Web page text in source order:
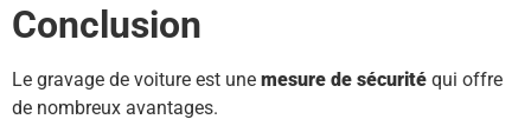
Conclusion
Le gravage de voiture est une mesure de sécurité qui offre
de nombreux avantages.